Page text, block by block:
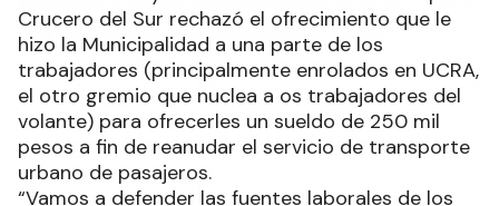
Crucero del Sur rechazó el ofrecimiento que le
hizo la Municipalidad a una parte de los
trabajadores (principalmente enrolados en UCRA,
el otro gremio que nuclea a os trabajadores del
volante) para ofrecerles un sueldo de 250 mil
pesos a fin de reanudar el servicio de transporte
urbano de pasajeros.
“Vamos a defender las fuentes laborales de los